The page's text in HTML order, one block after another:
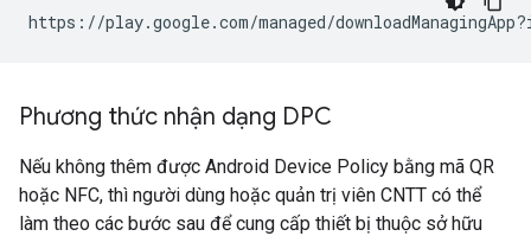
Phương thức nhận dạng DPC
Nếu không thêm được Android Device Policy bằng mã QR
hoặc NFC, thì người dùng hoặc quản trị viên CNTT có thể
làm theo các bước sau để cung cấp thiết bị thuộc sở hữu